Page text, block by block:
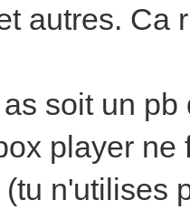
autres. Ca
soit un
player
n'utilises